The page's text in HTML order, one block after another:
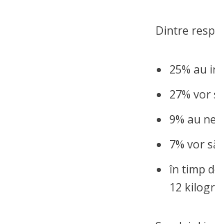
Dintre
25% au
27% vor
9% au
7% vor
în timp
12